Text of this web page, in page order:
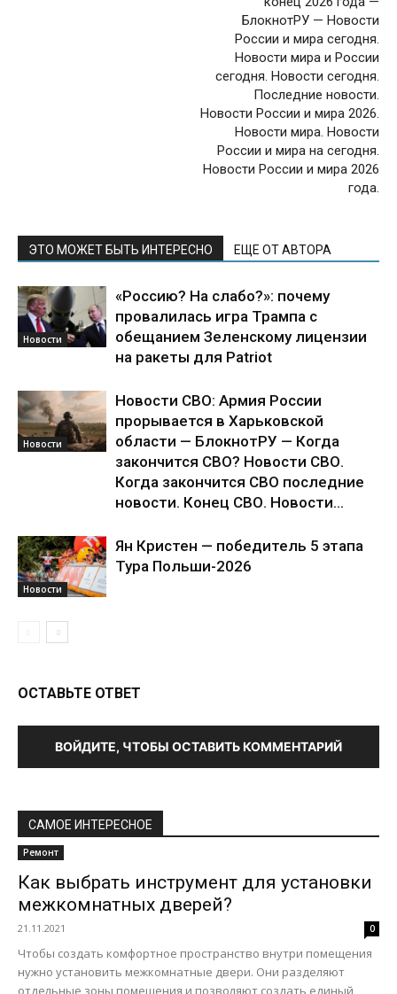
БлокнотРУ — Новости
России и мира сегодня.
Новости мира и России
сегодня. Новости сегодня.
Последние новости.
Новости России и мира 2026.
Новости мира. Новости
России и мира на сегодня.
Новости России и мира 2026
года.
ЭТО МОЖЕТ БЫТЬ ИНТЕРЕСНО ЕЩЕ ОТ АВТОРА
Новости
«Россию? На слабо?»: почему
провалилась игра Трампа с
обещанием Зеленскому лицензии
на ракеты для Patriot
Новости
Новости СВО: Армия России
прорывается в Харьковской
области — БлокнотРУ — Когда
закончится СВО? Новости СВО.
Когда закончится СВО последние
новости. Конец СВО. Новости...
Новости
Ян Кристен — победитель 5 этапа
Тура Польши-2026
ОСТАВЬТЕ ОТВЕТ
ВОЙДИТЕ, ЧТОБЫ ОСТАВИТЬ КОММЕНТАРИЙ
САМОЕ ИНТЕРЕСНОЕ
Ремонт
Как выбрать инструмент для установки
межкомнатных дверей?
21.11.2021 0
Чтобы создать комфортное пространство внутри помещения
нужно установить межкомнатные двери. Они разделяют
отдельные зоны помещения и позволяют создать единый